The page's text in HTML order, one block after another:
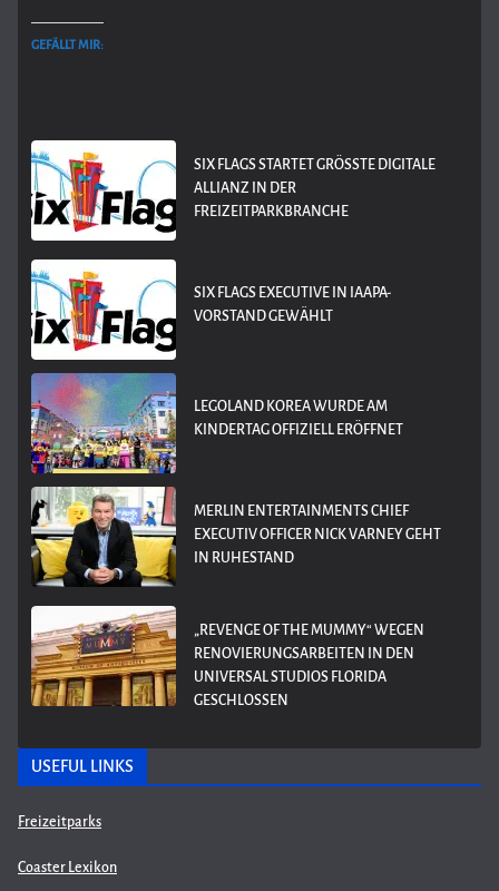
GEFÄLLT MIR:
SIX FLAGS STARTET GRÖSSTE DIGITALE A
LLIANZ IN DER F
REIZEITPARKBRANCHE
SIX FLAGS EXECUTIVE IN IAAPA-
VORSTAND GEWÄHLT
LEGOLAND KOREA WURDE AM
KINDERTAG OFFIZIELL ERÖFFNET
MERLIN ENTERTAINMENTS CHIEF
EXECUTIV OFFICER NICK VARNEY GEHT
IN RUHESTAND
„REVENGE OF THE MUMMY“ WEGEN
RENOVIERUNGSARBEITEN IN DEN
UNIVERSAL STUDIOS FLORIDA
GESCHLOSSEN
USEFUL LINKS
Freizeitparks
Coaster Lexikon